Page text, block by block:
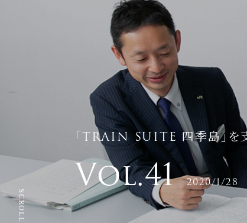
｢TRAIN SUITE 四季島｣を
Vol.41 2020/1/28
SCROLL